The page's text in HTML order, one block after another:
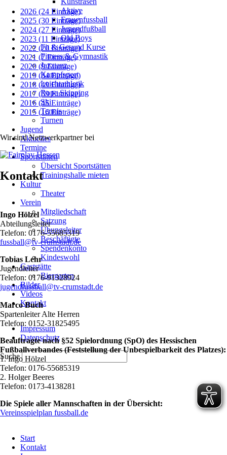
Aktive
Frauenfussball
Jugendfußball
Old Boys
Fit & Gesund Kurse
Fitness & Gymnastik
Jazztanz
Kampfsport
Leichtathletik
Rope Skipping
Ski
Tennis
Turnen
Jugend
Aktuelles
Termine
Sportstätten
Übersicht Sportstätten
Trainingshalle mieten
Kultur
Theater
Verein
Mitgliedschaft
Satzung
Übungsleiter
Beschäftigte
Spendenkonto
Kindeswohl
Gaststätte
Biergarten
Bilder
Videos
Kontakt
Navigation
überspringen
Impressum
Datenschutz
Suche
2026 (24 Einträge)
2025 (30 Einträge)
2024 (27 Einträge)
2023 (11 Einträge)
2022 (20 Einträge)
2021 (7 Einträge)
2020 (9 Einträge)
2019 (34 Einträge)
2018 (49 Einträge)
2017 (59 Einträge)
2016 (45 Einträge)
2015 (16 Einträge)
Wir sind Netzwerkpartner bei
Kontakt
Ingo Hölzel
Abteilungsleiter
Telefon: 0176-55685319
fussball@tv-crumstadt.de
Tobias Lehr
Jugendleiter
Telefon: 0176-91328924
jugendfussball@tv-crumstadt.de
Marco Buch
Spartenleiter Alte Herren
Telefon: 0152-31825495
Beauftragte nach §52 Spielordnung (SpO) des Hessischen
Fußballverbandes (Feststellung der Unbespielbarkeit des Platzes):
1. Ingo Hölzel
Telefon: 0176-55685319
2. Holger Beeres
Telefon: 0173-4138281
Die Spiele aller Mannschaften in der Übersicht:
Vereinsspielplan fussball.de
überspringen
Start
Kontakt